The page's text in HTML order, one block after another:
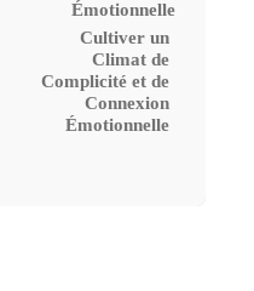
Cultiver un
Climat de
Complicité et de
Connexion
Émotionnelle